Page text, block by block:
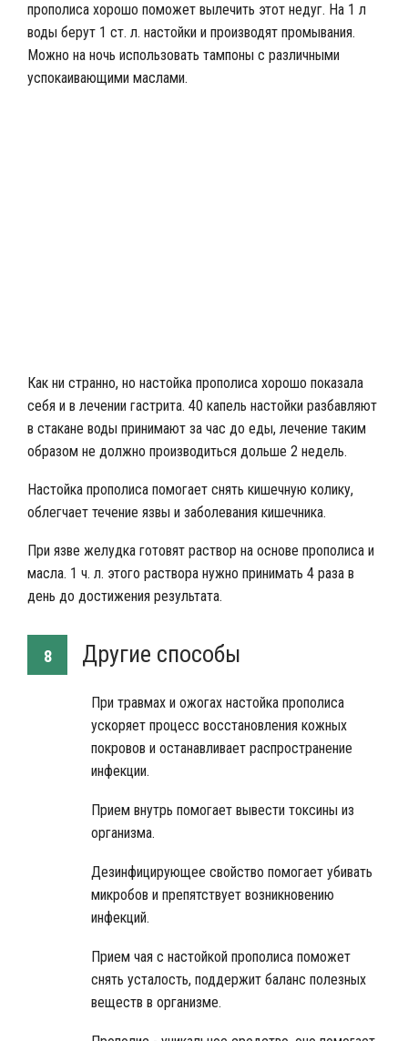
прополиса хорошо поможет вылечить этот недуг. На 1 л
воды берут 1 ст. л. настойки и производят промывания.
Можно на ночь использовать тампоны с различными
успокаивающими маслами.
Как ни странно, но настойка прополиса хорошо показала
себя и в лечении гастрита. 40 капель настойки разбавляют
в стакане воды принимают за час до еды, лечение таким
образом не должно производиться дольше 2 недель.
Настойка прополиса помогает снять кишечную колику,
облегчает течение язвы и заболевания кишечника.
При язве желудка готовят раствор на основе прополиса и
масла. 1 ч. л. этого раствора нужно принимать 4 раза в
день до достижения результата.
8 Другие способы
При травмах и ожогах настойка прополиса
ускоряет процесс восстановления кожных
покровов и останавливает распространение
инфекции.
Прием внутрь помогает вывести токсины из
организма.
Дезинфицирующее свойство помогает убивать
микробов и препятствует возникновению
инфекций.
Прием чая с настойкой прополиса поможет
снять усталость, поддержит баланс полезных
веществ в организме.